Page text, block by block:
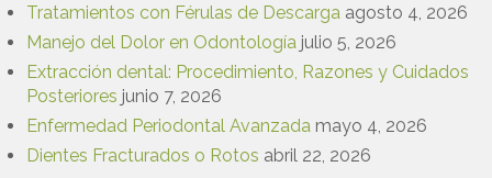
Tratamientos con Férulas de Descarga agosto 4, 2026
Manejo del Dolor en Odontología julio 5, 2026
Extracción dental: Procedimiento, Razones y Cuidados
Posteriores junio 7, 2026
Enfermedad Periodontal Avanzada mayo 4, 2026
Dientes Fracturados o Rotos abril 22, 2026